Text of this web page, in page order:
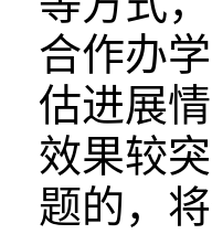
合作办
估进展
效果较
题的，